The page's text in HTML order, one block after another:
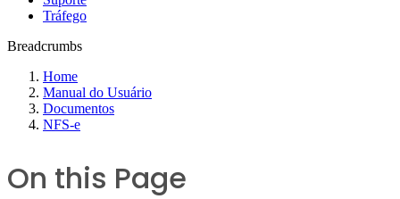
Tráfego
Breadcrumbs
Home
Manual do Usuário
Documentos
NFS-e
On this Page